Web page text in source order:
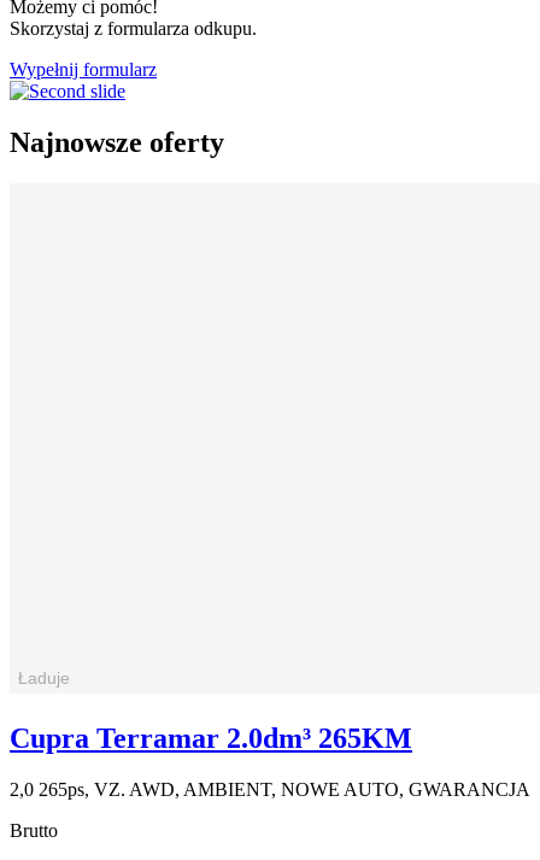
Możemy ci pomóc!
Skorzystaj z formularza odkupu.
Wypełnij formularz
Najnowsze oferty
Cupra Terramar 2.0dm³ 265KM
2,0 265ps, VZ. AWD, AMBIENT, NOWE AUTO, GWARANCJA
Brutto